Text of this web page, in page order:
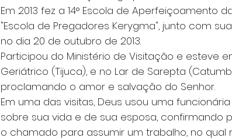
Em 2013 fez a 14° Escola de Aperfeiçoamento
"Escola de Pregadores Kerygma", junto com
no dia 20 de outubro de 2013.
Participou do Ministério de Visitação e esteve
Geriátrico (Tijuca), e no Lar de Sarepta
proclamando o amor e salvação do Senhor.
Em uma das visitas, Deus usou uma
sobre sua vida e de sua esposa, confirmando
o chamado para assumir um trabalho, no